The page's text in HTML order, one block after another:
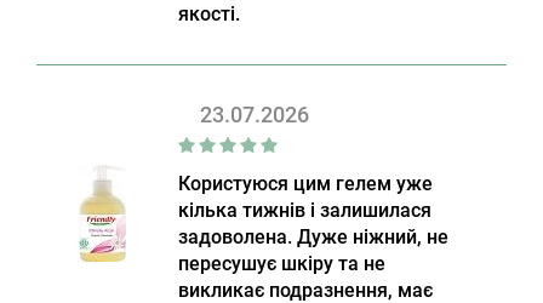
якості.
23.07.2026
Користуюся цим гелем уже
кілька тижнів і залишилася
задоволена. Дуже ніжний, не
пересушує шкіру та не
викликає подразнення, має